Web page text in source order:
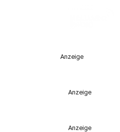
Anzeige
Anzeige
Anzeige